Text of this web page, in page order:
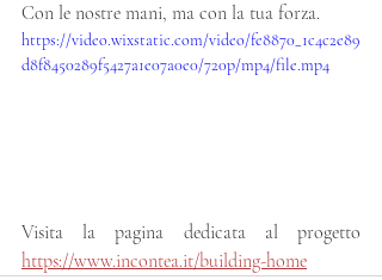
Con le nostre mani, ma con la tua forza.
https://video.wixstatic.com/video/fe8870_1c4c2e89
d8f8450289f5427a1e07a0e0/720p/mp4/file.mp4
https://www.incontea.it/building-home